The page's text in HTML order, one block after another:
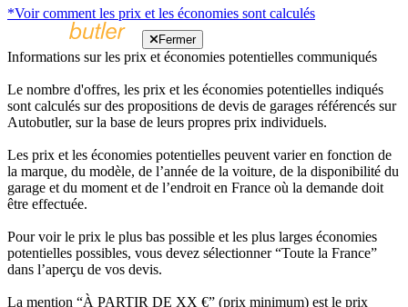
*Voir comment les prix et les économies sont calculés
Fermer
Informations sur les prix et économies potentielles communiqués
Le nombre d'offres, les prix et les économies potentielles indiqués
sont calculés sur des propositions de devis de garages référencés sur
Autobutler, sur la base de leurs propres prix individuels.
Les prix et les économies potentielles peuvent varier en fonction de
la marque, du modèle, de l’année de la voiture, de la disponibilité du
garage et du moment et de l’endroit en France où la demande doit
être effectuée.
Pour voir le prix le plus bas possible et les plus larges économies
potentielles possibles, vous devez sélectionner “Toute la France”
dans l’aperçu de vos devis.
La mention “À PARTIR DE XX €” (prix minimum) est le prix